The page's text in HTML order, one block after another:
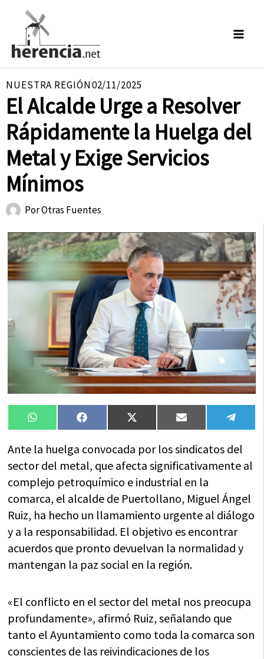
contenido
NUESTRA REGIÓN02/11/2025
El Alcalde Urge a Resolver
Rápidamente la Huelga del
Metal y Exige Servicios
Mínimos
PorOtras Fuentes
Compartir
en
WhatsAppCompartir
en
FacebookCompartir
en
X
(Twitter)
Compartir
en
Email
en
Ante la huelga convocada por los sindicatos del
sector del metal, que afecta significativamente al
complejo petroquímico e industrial en la
comarca, el alcalde de Puertollano, Miguel Ángel
Ruiz, ha hecho un llamamiento urgente al diálogo
y a la responsabilidad. El objetivo es encontrar
acuerdos que pronto devuelvan la normalidad y
mantengan la paz social en la región.
«El conflicto en el sector del metal nos preocupa
profundamente», afirmó Ruiz, señalando que
tanto el Ayuntamiento como toda la comarca son
conscientes de las reivindicaciones de los